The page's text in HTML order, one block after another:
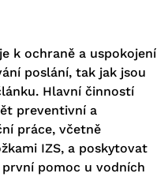
k ochraně a uspokojení
poslání, tak jak jsou
Hlavní činností
preventivní a
práce, včetně
IZS, a poskytovat
pomoc u vodních